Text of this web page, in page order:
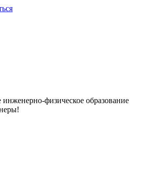
инженерно-физическое образование